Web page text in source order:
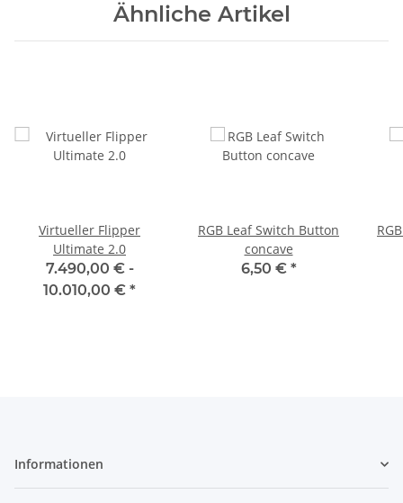
Ähnliche Artikel
Virtueller Flipper
Ultimate 2.0
7.490,00 € -
10.010,00 € *
RGB Leaf Switch Button
concave
6,50 € *
Informationen